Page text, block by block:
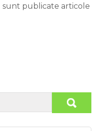
sunt publicate articole